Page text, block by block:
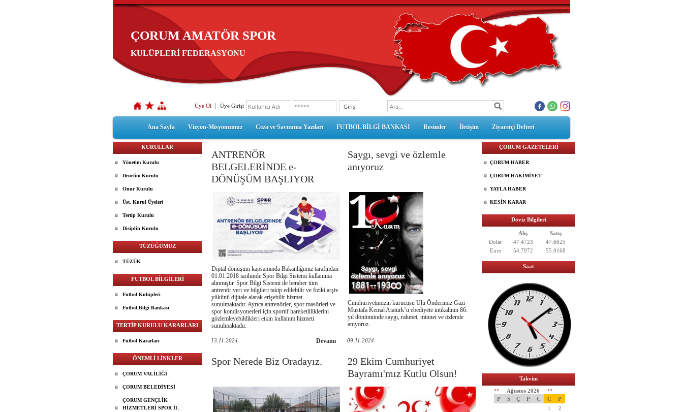
ÇORUM AMATÖR SPOR
KULÜPLERİ FEDERASYONU
Üye Ol Üye Girişi
Ana Sayfa Vizyon-Misyonumuz Ceza ve Savunma Yazıları FUTBOL BİLGİ BANKASI Resimler İletişim Ziyaretçi Defteri
KURULLAR
Yönetim Kurulu
Denetim Kurulu
Onur Kurulu
Üst. Kurul Üyeleri
Tertip Kurulu
Disiplin Kurulu
TÜZÜĞÜMÜZ
TÜZÜK
FUTBOL BİLGİLERİ
Futbol Kulüpleri
Futbol Bilgi Bankası
TERTİP KURULU KARARLARI
Futbol Kararları
ÖNEMLİ LİNKLER
ÇORUM VALİLİĞİ
ÇORUM BELEDİYESİ
ÇORUM GENÇLİK
HİZMETLERİ SPOR İL
ANTRENÖR
BELGELERİNDE e-
DÖNÜŞÜM BAŞLIYOR
Saygı, sevgi ve özlemle
anıyoruz
Dijital dönüşüm kapsamında Bakanlığımız tarafından
01.01.2018 tarihinde Spor Bilgi Sistemi kullanıma
alınmıştır. Spor Bilgi Sistemi ile beraber tüm
antrenör veri ve bilgileri takip edilebilir ve fiziki arşiv
yükünü dijitale alarak erişebilir hizmet
sunulmaktadır. Ayrıca antrenörler, spor masörleri ve
spor kondisyonerleri için sportif hareketliliklerini
gözlemleyebildikleri etkin kullanım hizmeti
sunulmaktadır.
Cumhuriyetimizin kurucusu Ulu Önderimiz Gazi
Mustafa Kemal Atatürk’ü ebediyete intikalinin 86.
yıl dönümünde saygı, rahmet, minnet ve özlemle
anıyoruz.
13.11.2024 Devamı 09.11.2024
Spor Nerede Biz Oradayız.
29 Ekim Cumhuriyet
Bayramı'mız Kutlu Olsun!
ÇORUM GAZETELERİ
ÇORUM HABER
ÇORUM HAKİMİYET
YAYLA HABER
KESİN KARAR
Döviz Bilgileri
Alış
Satış
Dolar
47.4723
47.6625
Euro
54.7972 55.0168
Saat
Takvim
<< Ağustos 2026 >>
P S Ç P C C P
1
2